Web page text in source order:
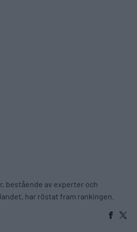
bestående av experter och
har röstat fram rankingen.